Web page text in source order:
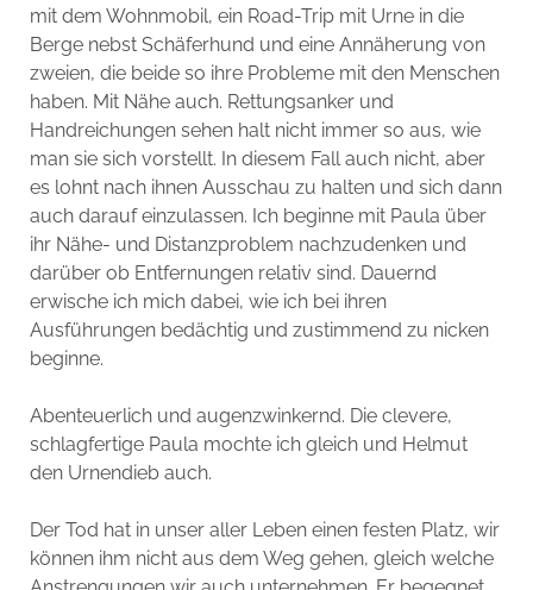
mit dem Wohnmobil, ein Road-Trip mit Urne in die
Berge nebst Schäferhund und eine Annäherung von
zweien, die beide so ihre Probleme mit den Menschen
haben. Mit Nähe auch. Rettungsanker und
Handreichungen sehen halt nicht immer so aus, wie
man sie sich vorstellt. In diesem Fall auch nicht, aber
es lohnt nach ihnen Ausschau zu halten und sich dann
auch darauf einzulassen. Ich beginne mit Paula über
ihr Nähe- und Distanzproblem nachzudenken und
darüber ob Entfernungen relativ sind. Dauernd
erwische ich mich dabei, wie ich bei ihren
Ausführungen bedächtig und zustimmend zu nicken
beginne.
Abenteuerlich und augenzwinkernd. Die clevere,
schlagfertige Paula mochte ich gleich und Helmut
den Urnendieb auch.
Der Tod hat in unser aller Leben einen festen Platz, wir
können ihm nicht aus dem Weg gehen, gleich welche